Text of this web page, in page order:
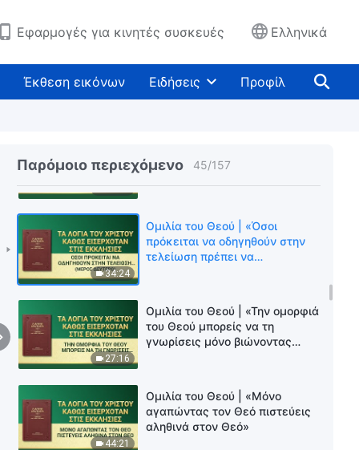
Εφαρμογές για κινητές συσκευές Ελληνικά
Έκθεση εικόνων Ειδήσεις Προφίλ
Παρόμοιο περιεχόμενο 45/157
30:38
εκείνοι που μπορούν να
υποτάσσονται απόλυτα στην
32:07
τελείωση πρέπει να
υποβληθούν σε εξευγενισμό»
34:24
Ομιλία του Θεού | «Όσοι
πρόκειται να οδηγηθούν στην
τελείωση πρέπει να
27:16
Ομιλία του Θεού | «Την ομορφιά
του Θεού μπορείς να τη
γνωρίσεις μόνο βιώνοντας
44:21
Ομιλία του Θεού | «Μόνο
αγαπώντας τον Θεό πιστεύεις
αληθινά στον Θεό»